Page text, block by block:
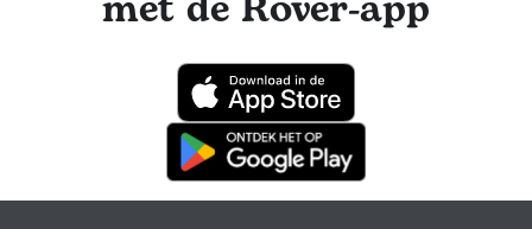
maken: je huisdier is via het Rover Garantie-programma